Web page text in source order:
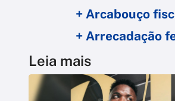
+ Arcabouço
+ Arrecadação
Leia mais